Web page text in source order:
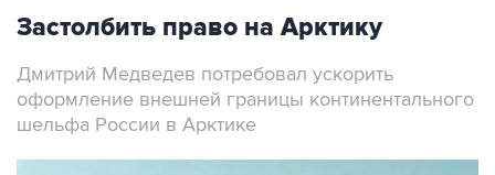
Застолбить право на Арктику
Дмитрий Медведев потребовал ускорить
оформление внешней границы континентального
шельфа России в Арктике